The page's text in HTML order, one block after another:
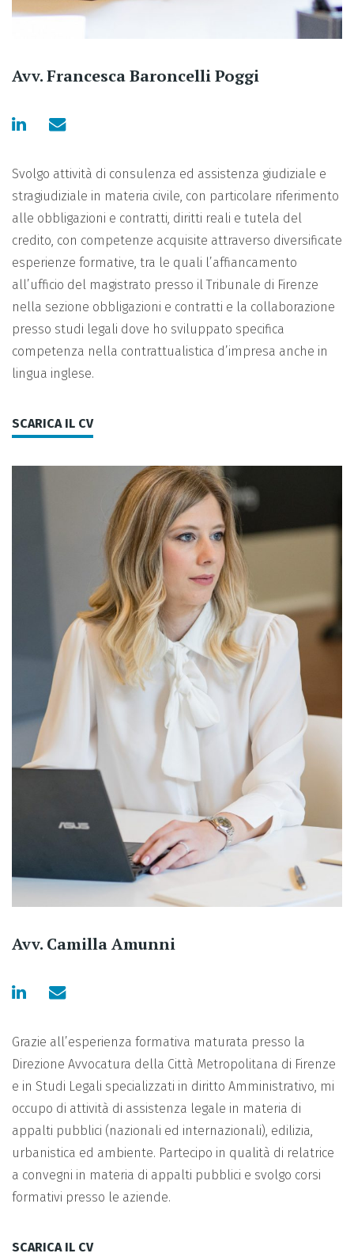
Avv. Francesca Baroncelli Poggi
Svolgo attività di consulenza ed assistenza giudiziale e
stragiudiziale in materia civile, con particolare riferimento
alle obbligazioni e contratti, diritti reali e tutela del
credito, con competenze acquisite attraverso diversificate
esperienze formative, tra le quali l’affiancamento
all’ufficio del magistrato presso il Tribunale di Firenze
nella sezione obbligazioni e contratti e la collaborazione
presso studi legali dove ho sviluppato specifica
competenza nella contrattualistica d’impresa anche in
lingua inglese.
SCARICA IL CV
Avv. Camilla Amunni
Grazie all’esperienza formativa maturata presso la
Direzione Avvocatura della Città Metropolitana di Firenze
e in Studi Legali specializzati in diritto Amministrativo, mi
occupo di attività di assistenza legale in materia di
appalti pubblici (nazionali ed internazionali), edilizia,
urbanistica ed ambiente. Partecipo in qualità di relatrice
a convegni in materia di appalti pubblici e svolgo corsi
formativi presso le aziende.
SCARICA IL CV